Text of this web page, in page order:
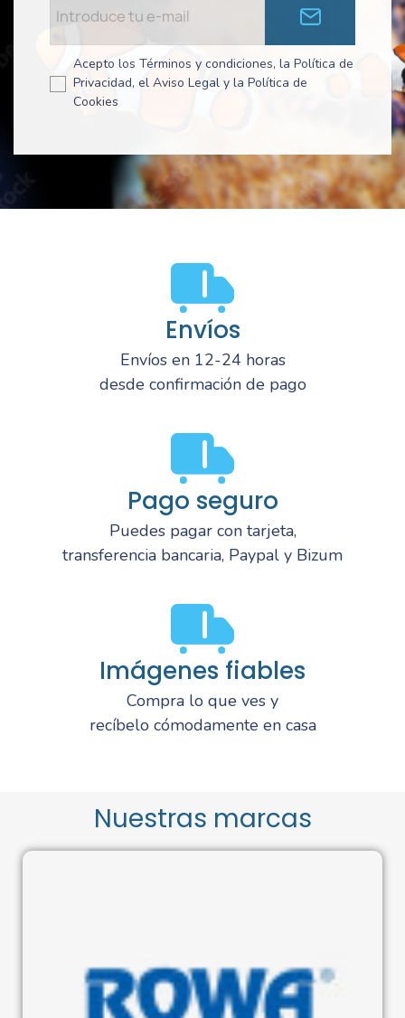
Acepto los Términos y condiciones, la Política de
Privacidad, el Aviso Legal y la Política de
Cookies
Envíos
Envíos en 12-24 horas
desde confirmación de pago
Pago seguro
Puedes pagar con tarjeta,
transferencia bancaria, Paypal y Bizum
Imágenes fiables
Compra lo que ves y
recíbelo cómodamente en casa
Nuestras marcas